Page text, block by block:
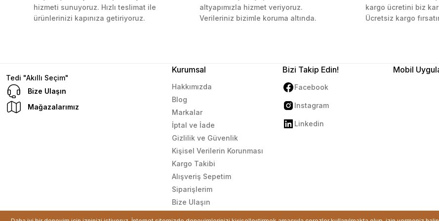
L... M... | 11/10/2023
hizmeti sunuyoruz. Hızlı teslimat ile
ürünlerinizi kapınıza getiriyoruz.
altyapımızla hizmet veriyoruz.
Verileriniz bizimle koruma altında.
kargo ücretini biz
Ücretsiz kargo
Tedi "Akıllı Seçim"
Bize Ulaşın
Mağazalarımız
Kurumsal
Hakkımızda
Blog
Markalar
İptal ve İade
Gizlilik ve Güvenlik
Kişisel Verilerin Korunması
Kargo Takibi
Alışveriş Sepetim
Siparişlerim
Bize Ulaşın
Bizi Takip Edin!
Facebook
Instagram
Linkedin
Mobil
© Tüm hakları saklıdır. Kredi kartı bilgileriniz 256bit SSL sertifikası ile korunmaktadır.